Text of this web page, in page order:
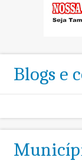
Blogs e